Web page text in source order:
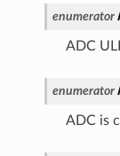
enumerator
ADC
enumerator
ADC is